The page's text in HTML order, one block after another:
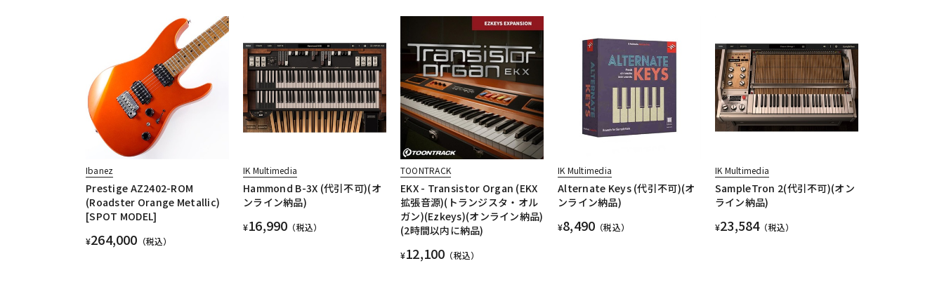
Ibanez
Prestige AZ2402-ROM
(Roadster Orange Metallic)
[SPOT MODEL]
¥264,000 （税込）
IK Multimedia
Hammond B-3X (代引不可)(オ
ンライン納品)
¥16,990 （税込）
TOONTRACK
EKX - Transistor Organ (EKX
拡張音源)(トランジスタ・オル
ガン)(Ezkeys)(オンライン納品)
(2時間以内に納品)
¥12,100 （税込）
IK Multimedia
Alternate Keys (代引不可)(オ
ンライン納品)
¥8,490 （税込）
IK Multimedia
SampleTron 2(代引不可)(オン
ライン納品)
¥23,584（税込）